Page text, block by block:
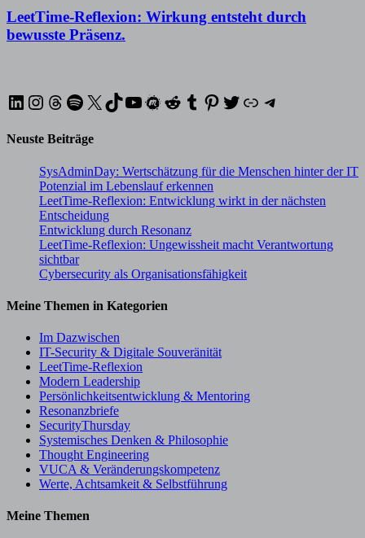
LeetTime-Reflexion: Wirkung entsteht durch
bewusste Präsenz.
LinkedIn
Instagram
Threads
Spotify
X TikTok
YouTube
Meetup
Reddit
Tumblr
Pinterest
Twitter
XINGTelegram
Neuste Beiträge
SysAdminDay: Wertschätzung für die Menschen hinter der IT
Potenzial im Lebenslauf erkennen
LeetTime-Reflexion: Entwicklung wirkt in der nächsten
Entscheidung
Entwicklung durch Resonanz
LeetTime-Reflexion: Ungewissheit macht Verantwortung
sichtbar
Cybersecurity als Organisationsfähigkeit
Meine Themen in Kategorien
Im Dazwischen
IT-Security & Digitale Souveränität
LeetTime-Reflexion
Modern Leadership
Persönlichkeitsentwicklung & Mentoring
Resonanzbriefe
SecurityThursday
Systemisches Denken & Philosophie
Thought Engineering
VUCA & Veränderungskompetenz
Werte, Achtsamkeit & Selbstführung
Meine Themen